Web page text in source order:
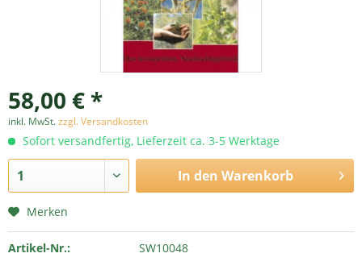
58,00 € *
inkl. MwSt.zzgl. Versandkosten
Sofort versandfertig, Lieferzeit ca. 3-5 Werktage
In den Warenkorb
Merken
Artikel-Nr.: SW10048